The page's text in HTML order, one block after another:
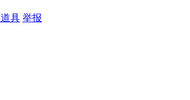
具 举报